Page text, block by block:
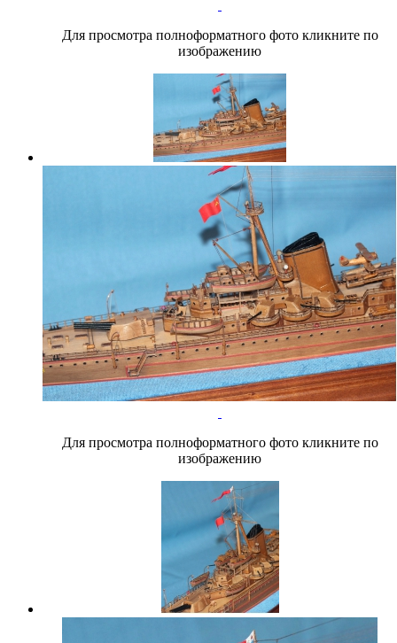
Для просмотра полноформатного фото кликните по
изображению
Для просмотра полноформатного фото кликните по
изображению